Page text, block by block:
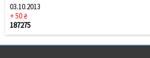
03.10.2013
+ 50 ₴
187275